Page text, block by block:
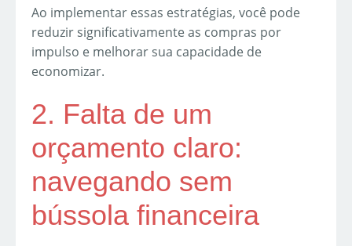
Ao implementar essas estratégias, você pode
reduzir significativamente as compras por
impulso e melhorar sua capacidade de
economizar.
2. Falta de um
orçamento claro:
navegando sem
bússola financeira